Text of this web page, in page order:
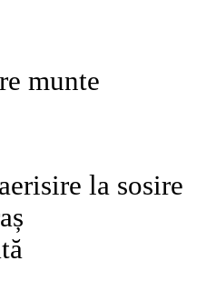
munte
la sosire